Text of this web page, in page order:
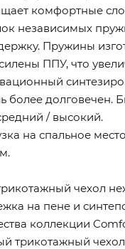
комфортные
независимых
Пружины
ППУ, что
более долговечен.
/ высокий.
на спальное
чехол
на пене и
коллекции
трикотажный